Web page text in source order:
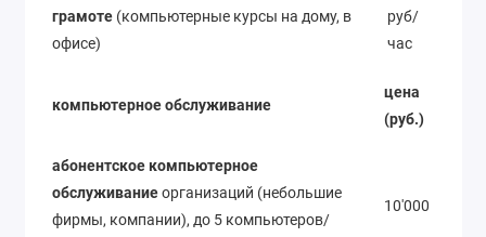
грамоте (компьютерные курсы на дому, в
офисе)
руб/
час
компьютерное обслуживание
цена
(руб.)
абонентское компьютерное
обслуживаниеорганизаций (небольшие
фирмы, компании), до 5 компьютеров/
10'000